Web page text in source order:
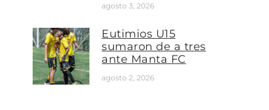
agosto 3, 2026
Eutimios U15
sumaron de a tres
ante Manta FC
agosto 2, 2026